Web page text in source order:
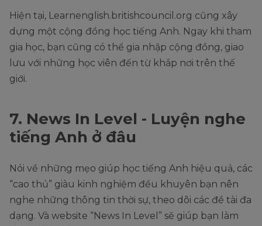
Hiện tại, Learnenglish.britishcouncil.org cũng xây
dựng một cộng đồng học tiếng Anh. Ngay khi tham
gia học, bạn cũng có thể gia nhập cộng đồng, giao
lưu với những học viên đến từ khắp nơi trên thế
giới.
7. News In Level - Luyện nghe
tiếng Anh ở đâu
Nói về những mẹo giúp học tiếng Anh hiệu quả, các
“cao thủ” giàu kinh nghiệm đều khuyên bạn nên
nghe những thông tin thời sự, theo dõi các đề tài đa
dạng. Và website “News In Level” sẽ giúp bạn làm